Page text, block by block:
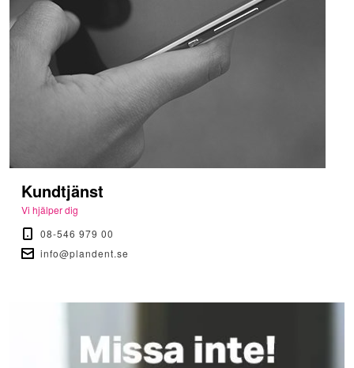
Kundtjänst
Vi hjälper dig
08-546 979 00
info@plandent.se